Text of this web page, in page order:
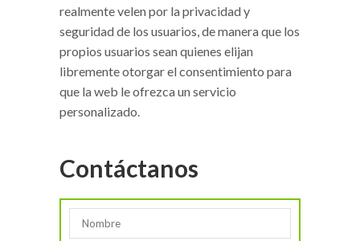
realmente velen por la privacidad y
seguridad de los usuarios, de manera que los
propios usuarios sean quienes elijan
libremente otorgar el consentimiento para
que la web le ofrezca un servicio
personalizado.
Contáctanos